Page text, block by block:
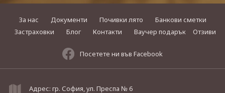
За нас Документи Почивки лято
Банкови сметки
Застраховки
Блог Контакти Ваучер подарък Отзиви
Посетете ни във Facebook
Адрес: гр. София, ул. Преспа № 6